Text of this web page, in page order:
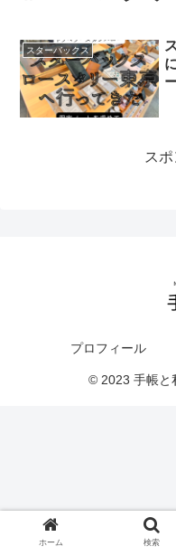
スターバックス
ス
プロフィール
© 2023 手帳
ホーム 検索